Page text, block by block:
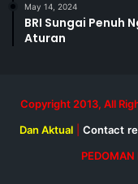
May 14, 2024
BRI Sungai Penuh
Aturan
Copyright 2013, All
Dan Aktual
Contact
PEDOMAN